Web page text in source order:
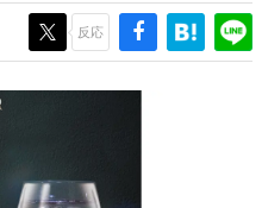
ち
けた作家さんに取材し、ゲームが
産業史
者へのインタビューや識者による
史が一望できる決定版！
反応